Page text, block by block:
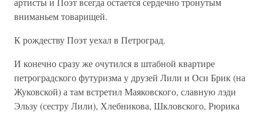
вниманьем товарищей.
К рождеству Поэт уехал в Петроград.
И конечно сразу же очутился в штабной квартире
петроградского футуризма у друзей Лили и Оси Брик (на
Жуковской) а там встретил Маяковского, славную лэди
Эльзу (сестру Лили), Хлебникова, Шкловского, Рюрика